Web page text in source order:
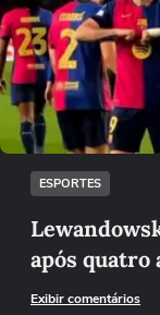
Não
ESPORTES
após quatro
Exibir comentários